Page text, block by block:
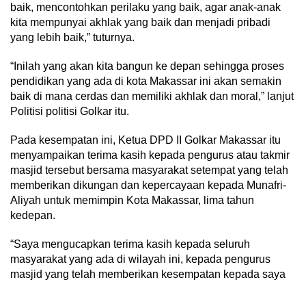
baik, mencontohkan perilaku yang baik, agar anak-anak
kita mempunyai akhlak yang baik dan menjadi pribadi
yang lebih baik,” tuturnya.
“Inilah yang akan kita bangun ke depan sehingga proses
pendidikan yang ada di kota Makassar ini akan semakin
baik di mana cerdas dan memiliki akhlak dan moral,” lanjut
Politisi politisi Golkar itu.
Pada kesempatan ini, Ketua DPD II Golkar Makassar itu
menyampaikan terima kasih kepada pengurus atau takmir
masjid tersebut bersama masyarakat setempat yang telah
memberikan dikungan dan kepercayaan kepada Munafri-
Aliyah untuk memimpin Kota Makassar, lima tahun
kedepan.
“Saya mengucapkan terima kasih kepada seluruh
masyarakat yang ada di wilayah ini, kepada pengurus
masjid yang telah memberikan kesempatan kepada saya